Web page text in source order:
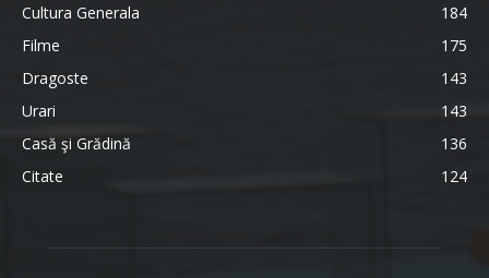
Cultura Generala
184
Filme
175
Dragoste
143
Urari
143
Casă şi Grădină
136
Citate
124